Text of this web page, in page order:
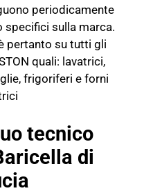
periodicamente
sulla marca.
pertanto su tutti gli
quali: lavatrici,
frigoriferi e forni
tecnico
di